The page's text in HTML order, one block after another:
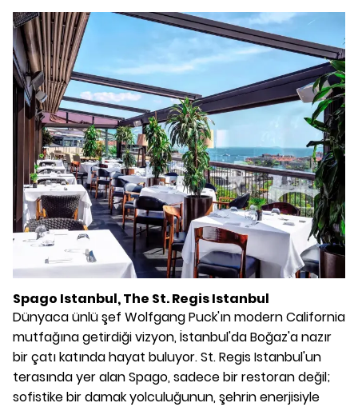
Spago Istanbul, The St. Regis Istanbul
Dünyaca ünlü şef Wolfgang Puck'ın modern California
mutfağına getirdiği vizyon, İstanbul'da Boğaz'a nazır
bir çatı katında hayat buluyor. St. Regis Istanbul'un
terasında yer alan Spago, sadece bir restoran değil;
sofistike bir damak yolculuğunun, şehrin enerjisiyle